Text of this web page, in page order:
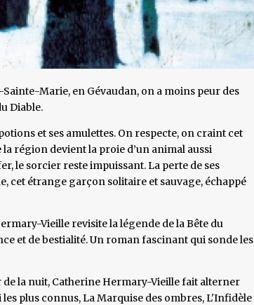
Marie, en Gévaudan, on a moins peur des
Diable.
et ses amulettes. On respecte, on craint cet
région devient la proie d’un animal aussi
le sorcier reste impuissant. La perte de ses
cet étrange garçon solitaire et sauvage, échappé
Vieille revisite la légende de la Bête du
et de bestialité. Un roman fascinant qui sonde les
de la nuit, Catherine Hermary-Vieille fait alterner
plus connus, La Marquise des ombres, L'Infidèle